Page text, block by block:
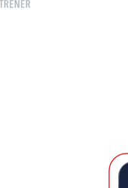
TRENER